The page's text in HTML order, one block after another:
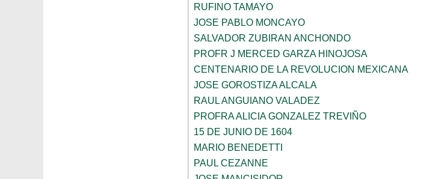
RUFINO TAMAYO
JOSE PABLO MONCAYO
SALVADOR ZUBIRAN ANCHONDO
PROFR J MERCED GARZA HINOJOSA
CENTENARIO DE LA REVOLUCION MEXICANA
JOSE GOROSTIZA ALCALA
RAUL ANGUIANO VALADEZ
PROFRA ALICIA GONZALEZ TREVIÑO
15 DE JUNIO DE 1604
MARIO BENEDETTI
PAUL CEZANNE